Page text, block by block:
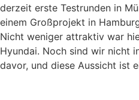
derzeit erste Testrunden in
einem Großprojekt in
Nicht weniger attraktiv war
Hyundai. Noch sind wir nicht
davor, und diese Aussicht ist